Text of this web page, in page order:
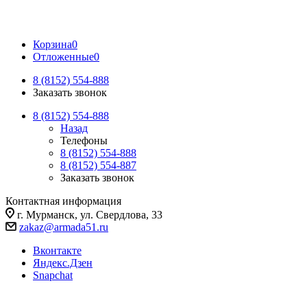
Корзина0
Отложенные0
8 (8152) 554-888
Заказать звонок
8 (8152) 554-888
Назад
Телефоны
8 (8152) 554-888
8 (8152) 554-887
Заказать звонок
Контактная информация
г. Мурманск, ул. Свердлова, 33
zakaz@armada51.ru
Вконтакте
Яндекс.Дзен
Snapchat